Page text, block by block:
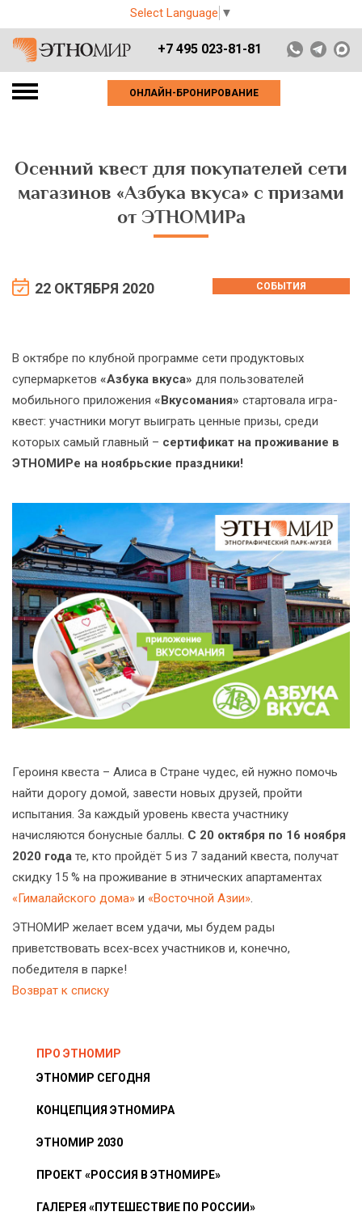
Select Language ▼
+7 495 023-81-81
ОНЛАЙН-БРОНИРОВАНИЕ
Осенний квест для покупателей сети
магазинов «Азбука вкуса» с призами
от ЭТНОМИРа
22 ОКТЯБРЯ 2020 СОБЫТИЯ
В октябре по клубной программе сети продуктовых
супермаркетов «Азбука вкуса» для пользователей
мобильного приложения «Вкусомания» стартовала игра-
квест: участники могут выиграть ценные призы, среди
которых самый главный – сертификат на проживание в
ЭТНОМИРе на ноябрьские праздники!
Героиня квеста – Алиса в Стране чудес, ей нужно помочь
найти дорогу домой, завести новых друзей, пройти
испытания. За каждый уровень квеста участнику
начисляются бонусные баллы. С 20 октября по 16 ноября
2020 года те, кто пройдёт 5 из 7 заданий квеста, получат
скидку 15 % на проживание в этнических апартаментах
«Гималайского дома» и «Восточной Азии».
ЭТНОМИР желает всем удачи, мы будем рады
приветствовать всех-всех участников и, конечно,
победителя в парке!
Возврат к списку
ПРО ЭТНОМИР
ЭТНОМИР СЕГОДНЯ
КОНЦЕПЦИЯ ЭТНОМИРА
ЭТНОМИР 2030
ПРОЕКТ «РОССИЯ В ЭТНОМИРЕ»
ГАЛЕРЕЯ «ПУТЕШЕСТВИЕ ПО РОССИИ»